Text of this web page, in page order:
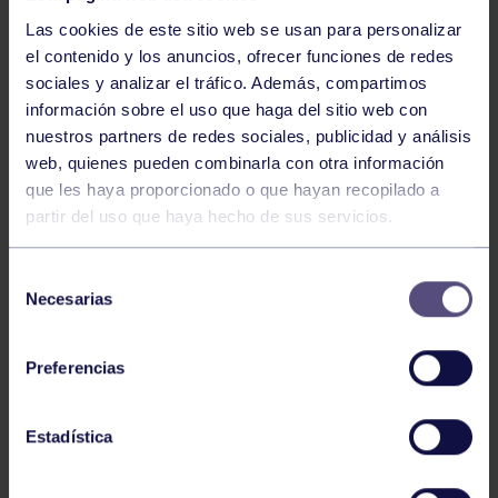
Las cookies de este sitio web se usan para personalizar
el contenido y los anuncios, ofrecer funciones de redes
sociales y analizar el tráfico. Además, compartimos
información sobre el uso que haga del sitio web con
nuestros partners de redes sociales, publicidad y análisis
web, quienes pueden combinarla con otra información
que les haya proporcionado o que hayan recopilado a
partir del uso que haya hecho de sus servicios.
Necesarias
Preferencias
Estadística
Voleibol
CAMPEONAS DE ASTURIAS
Voleibol